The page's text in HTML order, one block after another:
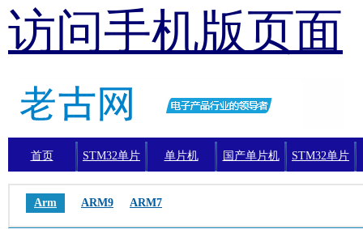
访问手机版页面
首页 STM32单片 单片机 国产单片机 STM32单片
Arm
ARM9 ARM7